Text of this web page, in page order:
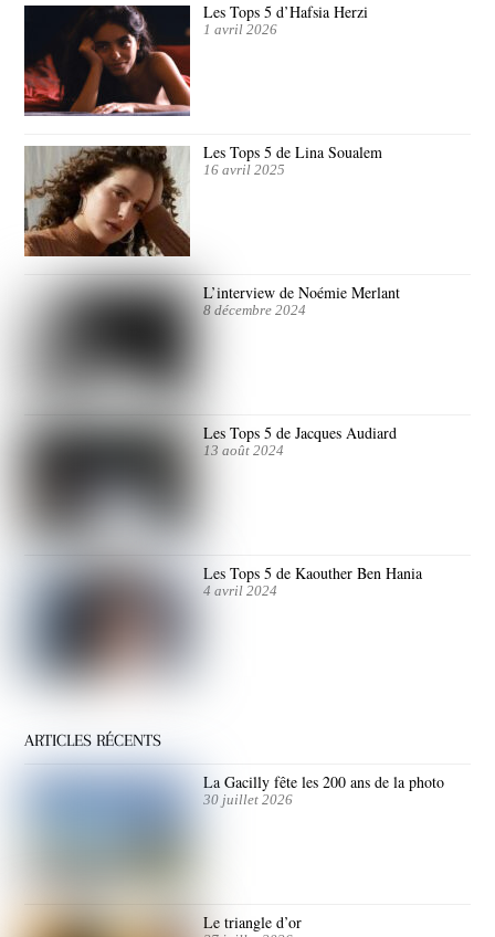
Les Tops 5 d’Hafsia Herzi
1 avril 2026
Les Tops 5 de Lina Soualem
16 avril 2025
L’interview de Noémie Merlant
8 décembre 2024
Les Tops 5 de Jacques Audiard
13 août 2024
Les Tops 5 de Kaouther Ben Hania
4 avril 2024
ARTICLES RÉCENTS
La Gacilly fête les 200 ans de la photo
30 juillet 2026
Le triangle d’or